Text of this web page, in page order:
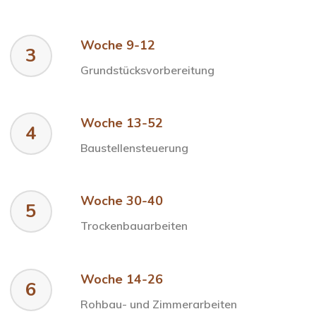
3 Woche 9-12
Grundstücksvorbereitung
4 Woche 13-52
Baustellensteuerung
5 Woche 30-40
Trockenbauarbeiten
6 Woche 14-26
Rohbau- und Zimmerarbeiten